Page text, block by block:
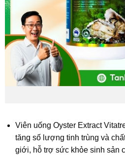
Viên uống Oyster Extract
tăng số lượng tinh trùng và
giới, hỗ trợ sức khỏe sinh sản